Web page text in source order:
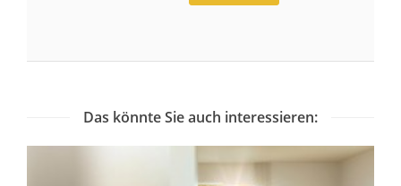
Das könnte Sie auch interessieren: